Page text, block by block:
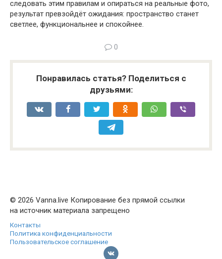
следовать этим правилам и опираться на реальные фото,
результат превзойдёт ожидания: пространство станет
светлее, функциональнее и спокойнее.
0
Понравилась статья? Поделиться с
друзьями:
© 2026 Vanna.live Копирование без прямой ссылки
на источник материала запрещено
Контакты
Политика конфиденциальности
Пользовательское соглашение